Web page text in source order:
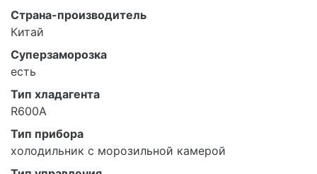
Страна-производитель
Китай
Суперзаморозка
есть
Тип хладагента
R600A
Тип прибора
холодильник с морозильной камерой